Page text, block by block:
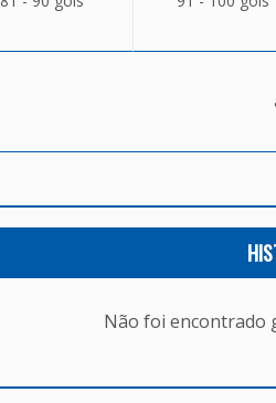
Não foi encontrado